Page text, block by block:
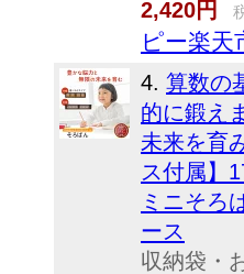
2,420円
ピー楽天
4. 算数の
的に鍛え
未来を育
ス付属】
ミニそろ
ース
収納袋・